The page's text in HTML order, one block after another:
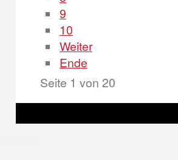
9
10
Weiter
Ende
Seite 1 von 20